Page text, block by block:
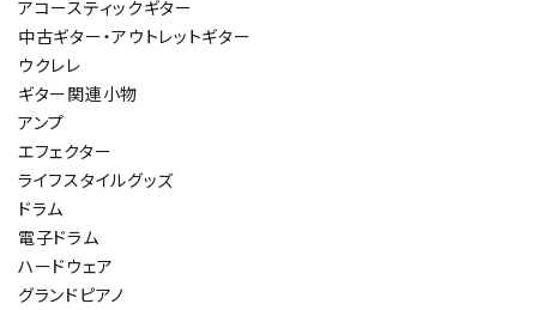
アコースティックギター
中古ギター・アウトレットギター
ウクレレ
ギター関連小物
アンプ
エフェクター
ライフスタイルグッズ
ドラム
電子ドラム
ハードウェア
グランドピアノ